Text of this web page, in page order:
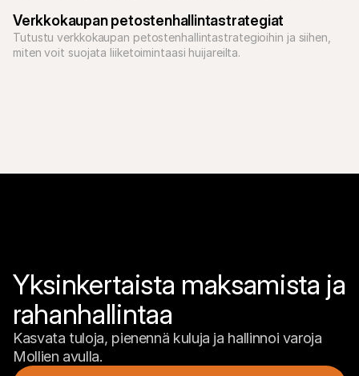
Verkkokaupan petostenhallintastrategiat
Tutustu verkkokaupan petostenhallintastrategioihin ja siihen,
miten voit suojata liiketoimintaasi huijareilta.
Yksinkertaista maksamista ja
rahanhallintaa
Kasvata tuloja, pienennä kuluja ja hallinnoi varoja
Mollien avulla.